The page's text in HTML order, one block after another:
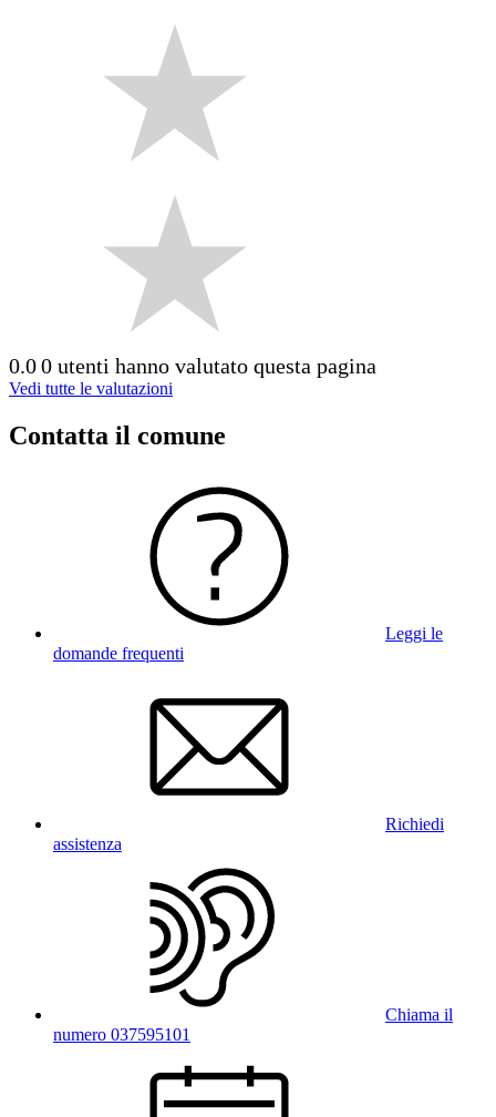
0.00 utenti hanno valutato questa pagina
Vedi tutte le valutazioni
Contatta il comune
Leggi le
domande frequenti
Richiedi
assistenza
Chiama il
numero 037595101